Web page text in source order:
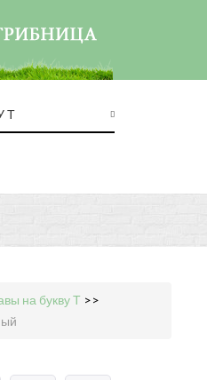
Т
на букву Т >>